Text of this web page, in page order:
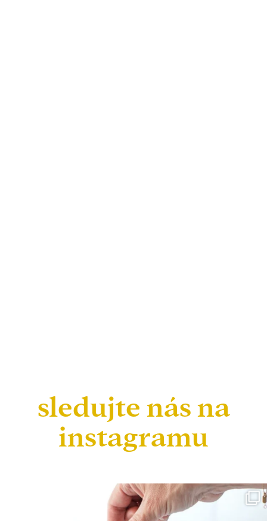
sledujte nás na
instagramu